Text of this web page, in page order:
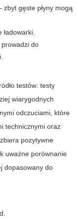
gęste płyny mogą
do
testów: testy
wiarygodnych
odczuciami, które
technicznymi oraz
pozytywne
uważne porównanie
dopasowany do